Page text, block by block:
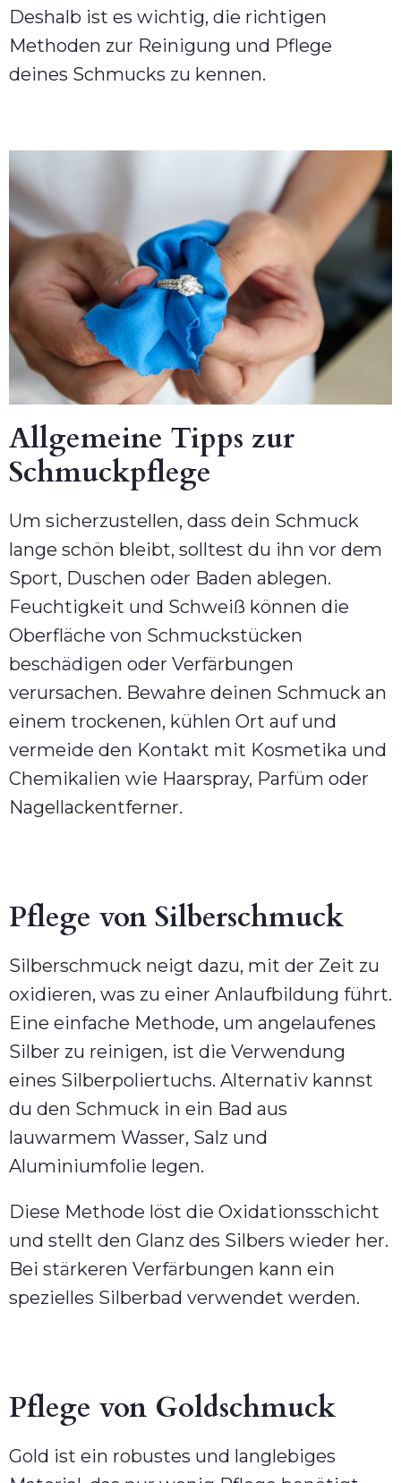
Deshalb ist es wichtig, die richtigen
Methoden zur Reinigung und Pflege
deines Schmucks zu kennen.
Allgemeine Tipps zur
Schmuckpflege
Um sicherzustellen, dass dein Schmuck
lange schön bleibt, solltest du ihn vor dem
Sport, Duschen oder Baden ablegen.
Feuchtigkeit und Schweiß können die
Oberfläche von Schmuckstücken
beschädigen oder Verfärbungen
verursachen. Bewahre deinen Schmuck an
einem trockenen, kühlen Ort auf und
vermeide den Kontakt mit Kosmetika und
Chemikalien wie Haarspray, Parfüm oder
Nagellackentferner.
Pflege von Silberschmuck
Silberschmuck neigt dazu, mit der Zeit zu
oxidieren, was zu einer Anlaufbildung führt.
Eine einfache Methode, um angelaufenes
Silber zu reinigen, ist die Verwendung
eines Silberpoliertuchs. Alternativ kannst
du den Schmuck in ein Bad aus
lauwarmem Wasser, Salz und
Aluminiumfolie legen.
Diese Methode löst die Oxidationsschicht
und stellt den Glanz des Silbers wieder her.
Bei stärkeren Verfärbungen kann ein
spezielles Silberbad verwendet werden.
Pflege von Goldschmuck
Gold ist ein robustes und langlebiges